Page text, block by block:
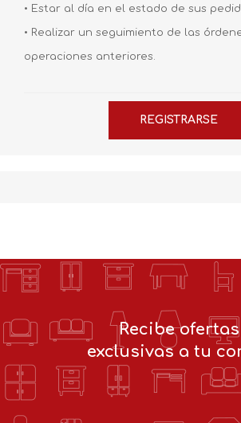
• Estar al día en el estado de sus
• Realizar un seguimiento de las
operaciones anteriores.
Recibe ofertas
exclusivas a tu